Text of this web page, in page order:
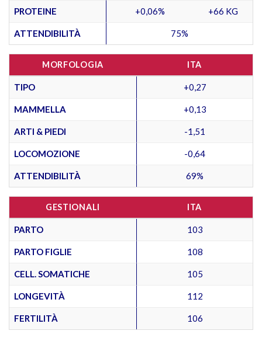
PROTEINE +0,06% +66 KG
ATTENDIBILITÀ 75%
MORFOLOGIA ITA
TIPO +0,27
MAMMELLA +0,13
ARTI & PIEDI -1,51
LOCOMOZIONE -0,64
ATTENDIBILITÀ 69%
GESTIONALI ITA
PARTO 103
PARTO FIGLIE 108
CELL. SOMATICHE 105
LONGEVITÀ 112
FERTILITÀ 106